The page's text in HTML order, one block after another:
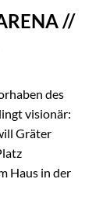
//
des
visionär:
Gräter
Haus in der